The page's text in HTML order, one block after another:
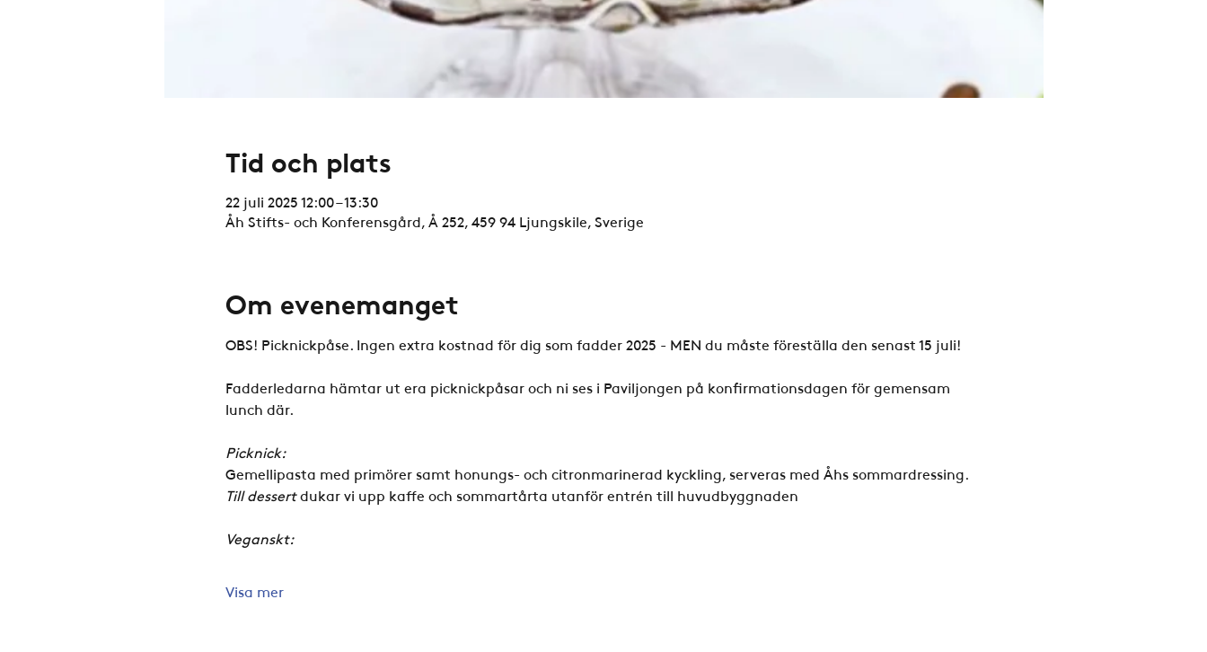
Tid och plats
22 juli 2025 12:00 – 13:30
Åh Stifts- och Konferensgård, Å 252, 459 94 Ljungskile, Sverige
Om evenemanget
OBS! Picknickpåse. Ingen extra kostnad för dig som fadder 2025 - MEN du måste föreställa den senast 15 juli!
Fadderledarna hämtar ut era picknickpåsar och ni ses i Paviljongen på konfirmationsdagen för gemensam
lunch där.
Picknick:
Gemellipasta med primörer samt honungs- och citronmarinerad kyckling, serveras med Åhs sommardressing.
Till dessert dukar vi upp kaffe och sommartårta utanför entrén till huvudbyggnaden
Veganskt:
Visa mer